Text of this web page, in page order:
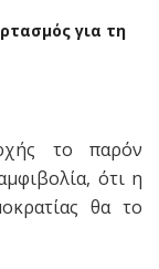
για τη
το παρόν
ότι η
θα το